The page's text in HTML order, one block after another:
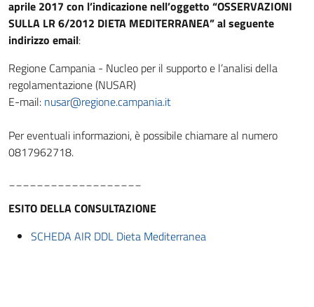
aprile 2017 con l’indicazione nell’oggetto “OSSERVAZIONI
SULLA LR 6/2012 DIETA MEDITERRANEA” al seguente
indirizzo email:
Regione Campania - Nucleo per il supporto e l’analisi della
regolamentazione (NUSAR)
E-mail: nusar@regione.campania.it
Per eventuali informazioni, è possibile chiamare al numero
0817962718.
ESITO DELLA CONSULTAZIONE
SCHEDA AIR DDL Dieta Mediterranea